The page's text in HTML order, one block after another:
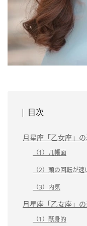
目次
月星座「乙女座」
（1）几帳面
（2）頭の回転が速
（3）内気
月星座「乙女座」
（1）献身的